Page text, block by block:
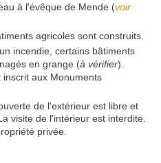
à l'évêque de Mende (voir
agricoles sont construits.
incendie, certains bâtiments
en grange (à vérifier).
aux Monuments
de l'extérieur est libre et
visite de l'intérieur est interdite.
privée.